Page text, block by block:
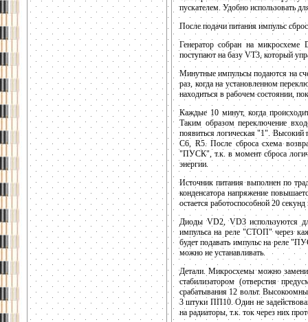
пускателем. Удобно использовать
После подачи питания импульс
Генератор собран на
поступают на базу VT3, который
Минутные импульсы подаются на
раз, когда на установленном
находиться в рабочем состоянии,
Каждые 10 минут, когда
Таким образом переключение
появиться логическая "1". Высокий
С6, R5. После сброса схема
"ПУСК", т.к. в момент сброса
энергии.
Источник питания выполнен по
конденсатора напряжение
остается работоспособной 20
Диоды VD2, VD3 используются
импульса на реле "СТОП" через
будет подавать импульс на реле
можно не устанавливать.
Детали. Микросхемы можно
стабилизатором (отверстия
срабатывания 12 вольт.
3 штуки ПП10. Один не
на радиаторы, т.к. ток через них